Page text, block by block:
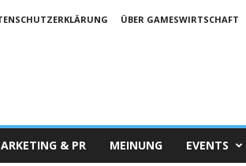
ÜBER GAMESWIRTSCHAFT
& PR MEINUNG EVENTS